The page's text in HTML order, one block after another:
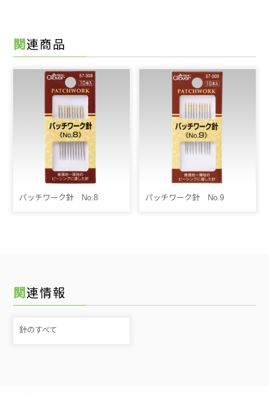
関連商品
パッチワーク針 No.8 パッチワーク針 No.9
関連情報
針のすべて